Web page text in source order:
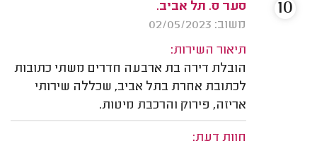
סער ס. תל אביב.
משוב: 02/05/2023
תיאור השירות:
הובלת דירה בת ארבעה חדרים משתי כתובות
לכתובת אחרת בתל אביב, שכללה שירותי
אריזה, פירוק והרכבת מיטות.
חוות דעת:
10